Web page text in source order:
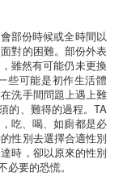
部份時候或全時間以
對的困難。部份外表
雖然有可能仍未更換
些可能是初作生活體
洗手間問題上遇上難
的、難得的過程。TA
吃、喝、如廁都是必
性別去選擇合適性別
時，卻以原來的性別
要的恐慌。